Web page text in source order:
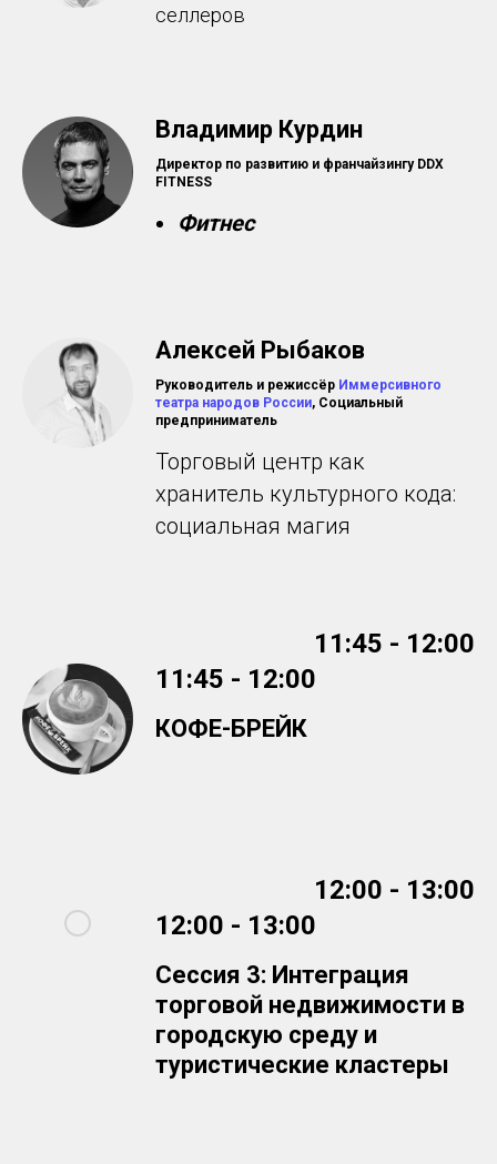
селлеров
Владимир Курдин
Директор по развитию и франчайзингу DDX
FITNESS
Фитнес
Алексей Рыбаков
Руководитель и режиссёр Иммерсивного
театра народов России, Социальный
предприниматель
Торговый центр как
хранитель культурного кода:
социальная магия
11:45 - 12:00
11:45 - 12:00
КОФЕ-БРЕЙК
12:00 - 13:00
12:00 - 13:00
Сессия 3: Интеграция
торговой недвижимости в
городскую среду и
туристические кластеры